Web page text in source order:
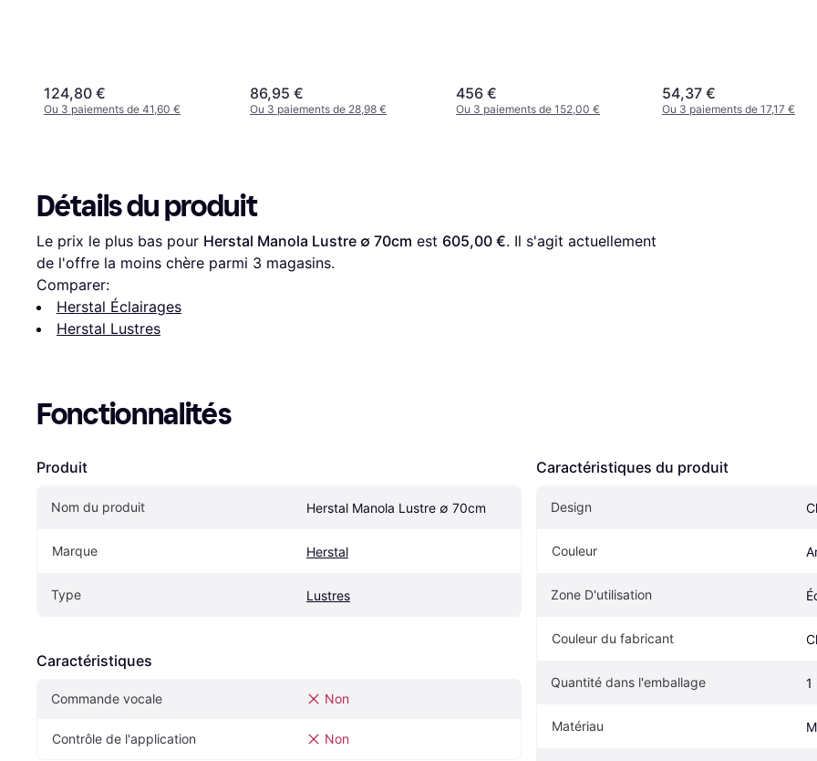
124,80 €
Ou 3 paiements de 41,60 €
86,95 €
Ou 3 paiements de 28,98 €
456 €
Ou 3 paiements de 152,00 €
54,37 €
Ou 3 paiements de 17,17 €
Détails du produit
Le prix le plus bas pour Herstal Manola Lustre ∅ 70cm est 605,00 €. Il s'agit actuellement
de l'offre la moins chère parmi 3 magasins.
Comparer:
Herstal Éclairages
Herstal Lustres
Fonctionnalités
Produit
Nom du produit Herstal Manola Lustre ∅ 70cm
Marque Herstal
Type Lustres
Caractéristiques
Commande vocale Non
Contrôle de l'application Non
Caractéristiques du produit
Design
Couleur
Zone D'utilisation
Couleur du fabricant
Quantité dans l'emballage 1
Matériau